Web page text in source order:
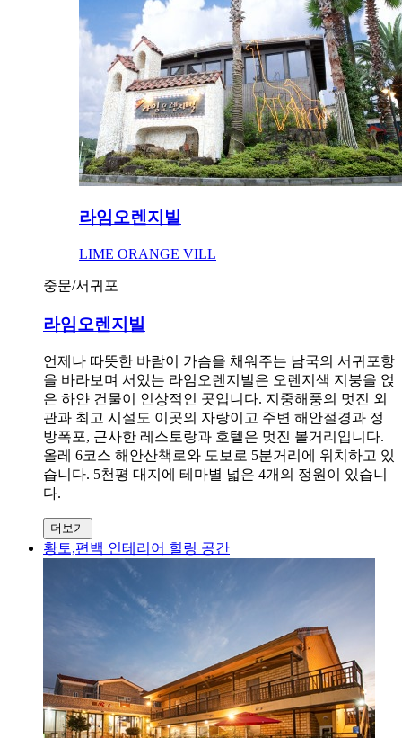
라임오렌지빌
LIME ORANGE VILL
중문/서귀포
라임오렌지빌
언제나 따뜻한 바람이 가슴을 채워주는 남국의 서귀포항
을 바라보며 서있는 라임오렌지빌은 오렌지색 지붕을 얹
은 하얀 건물이 인상적인 곳입니다. 지중해풍의 멋진 외
관과 최고 시설도 이곳의 자랑이고 주변 해안절경과 정
방폭포, 근사한 레스토랑과 호텔은 멋진 볼거리입니다.
올레 6코스 해안산책로와 도보로 5분거리에 위치하고 있
습니다. 5천평 대지에 테마별 넓은 4개의 정원이 있습니
다.
더보기
황토,편백 인테리어 힐링 공간